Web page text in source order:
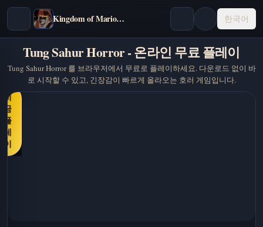
Kingdom of Marionettes 한국어
Tung Sahur Horror - 온라인 무료 플레이
Tung Sahur Horror 를 브라우저에서 무료로 플레이하세요. 다운로드 없이 바
로 시작할 수 있고, 긴장감이 빠르게 올라오는 호러 게임입니다.
지
금
플
레
이